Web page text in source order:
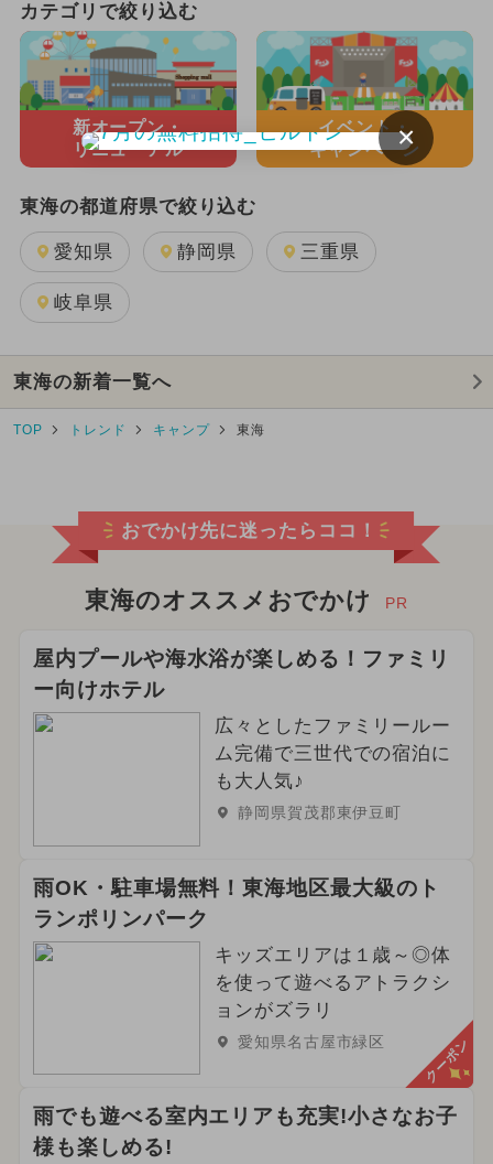
カテゴリで絞り込む
新オープン・
リニューアル
イベント・
キャンペーン
東海の都道府県で絞り込む
愛知県 静岡県 三重県
岐阜県
東海の新着一覧へ
TOP トレンド キャンプ 東海
おでかけ先に迷ったらココ！
東海のオススメおでかけ PR
屋内プールや海水浴が楽しめる！ファミリ
ー向けホテル
広々としたファミリールー
ム完備で三世代での宿泊に
も大人気♪
静岡県賀茂郡東伊豆町
雨OK・駐車場無料！東海地区最大級のト
ランポリンパーク
キッズエリアは１歳～◎体
を使って遊べるアトラクシ
ョンがズラリ
愛知県名古屋市緑区 クーポン
雨でも遊べる室内エリアも充実!小さなお子
様も楽しめる!
×